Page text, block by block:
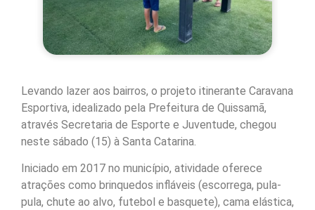
Levando lazer aos bairros, o projeto itinerante Caravana
Esportiva, idealizado pela Prefeitura de Quissamã,
através Secretaria de Esporte e Juventude, chegou
neste sábado (15) à Santa Catarina.
Iniciado em 2017 no município, atividade oferece
atrações como brinquedos infláveis (escorrega, pula-
pula, chute ao alvo, futebol e basquete), cama elástica,